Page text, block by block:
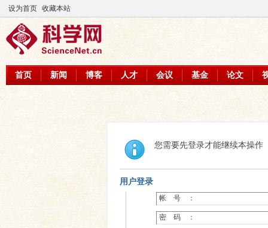
设为首页 收藏本站
首页 新闻 博客 人才 会议 基金 论文
您需要先登录才能继续本操作
用户登录
帐 号 ：
密 码 ：